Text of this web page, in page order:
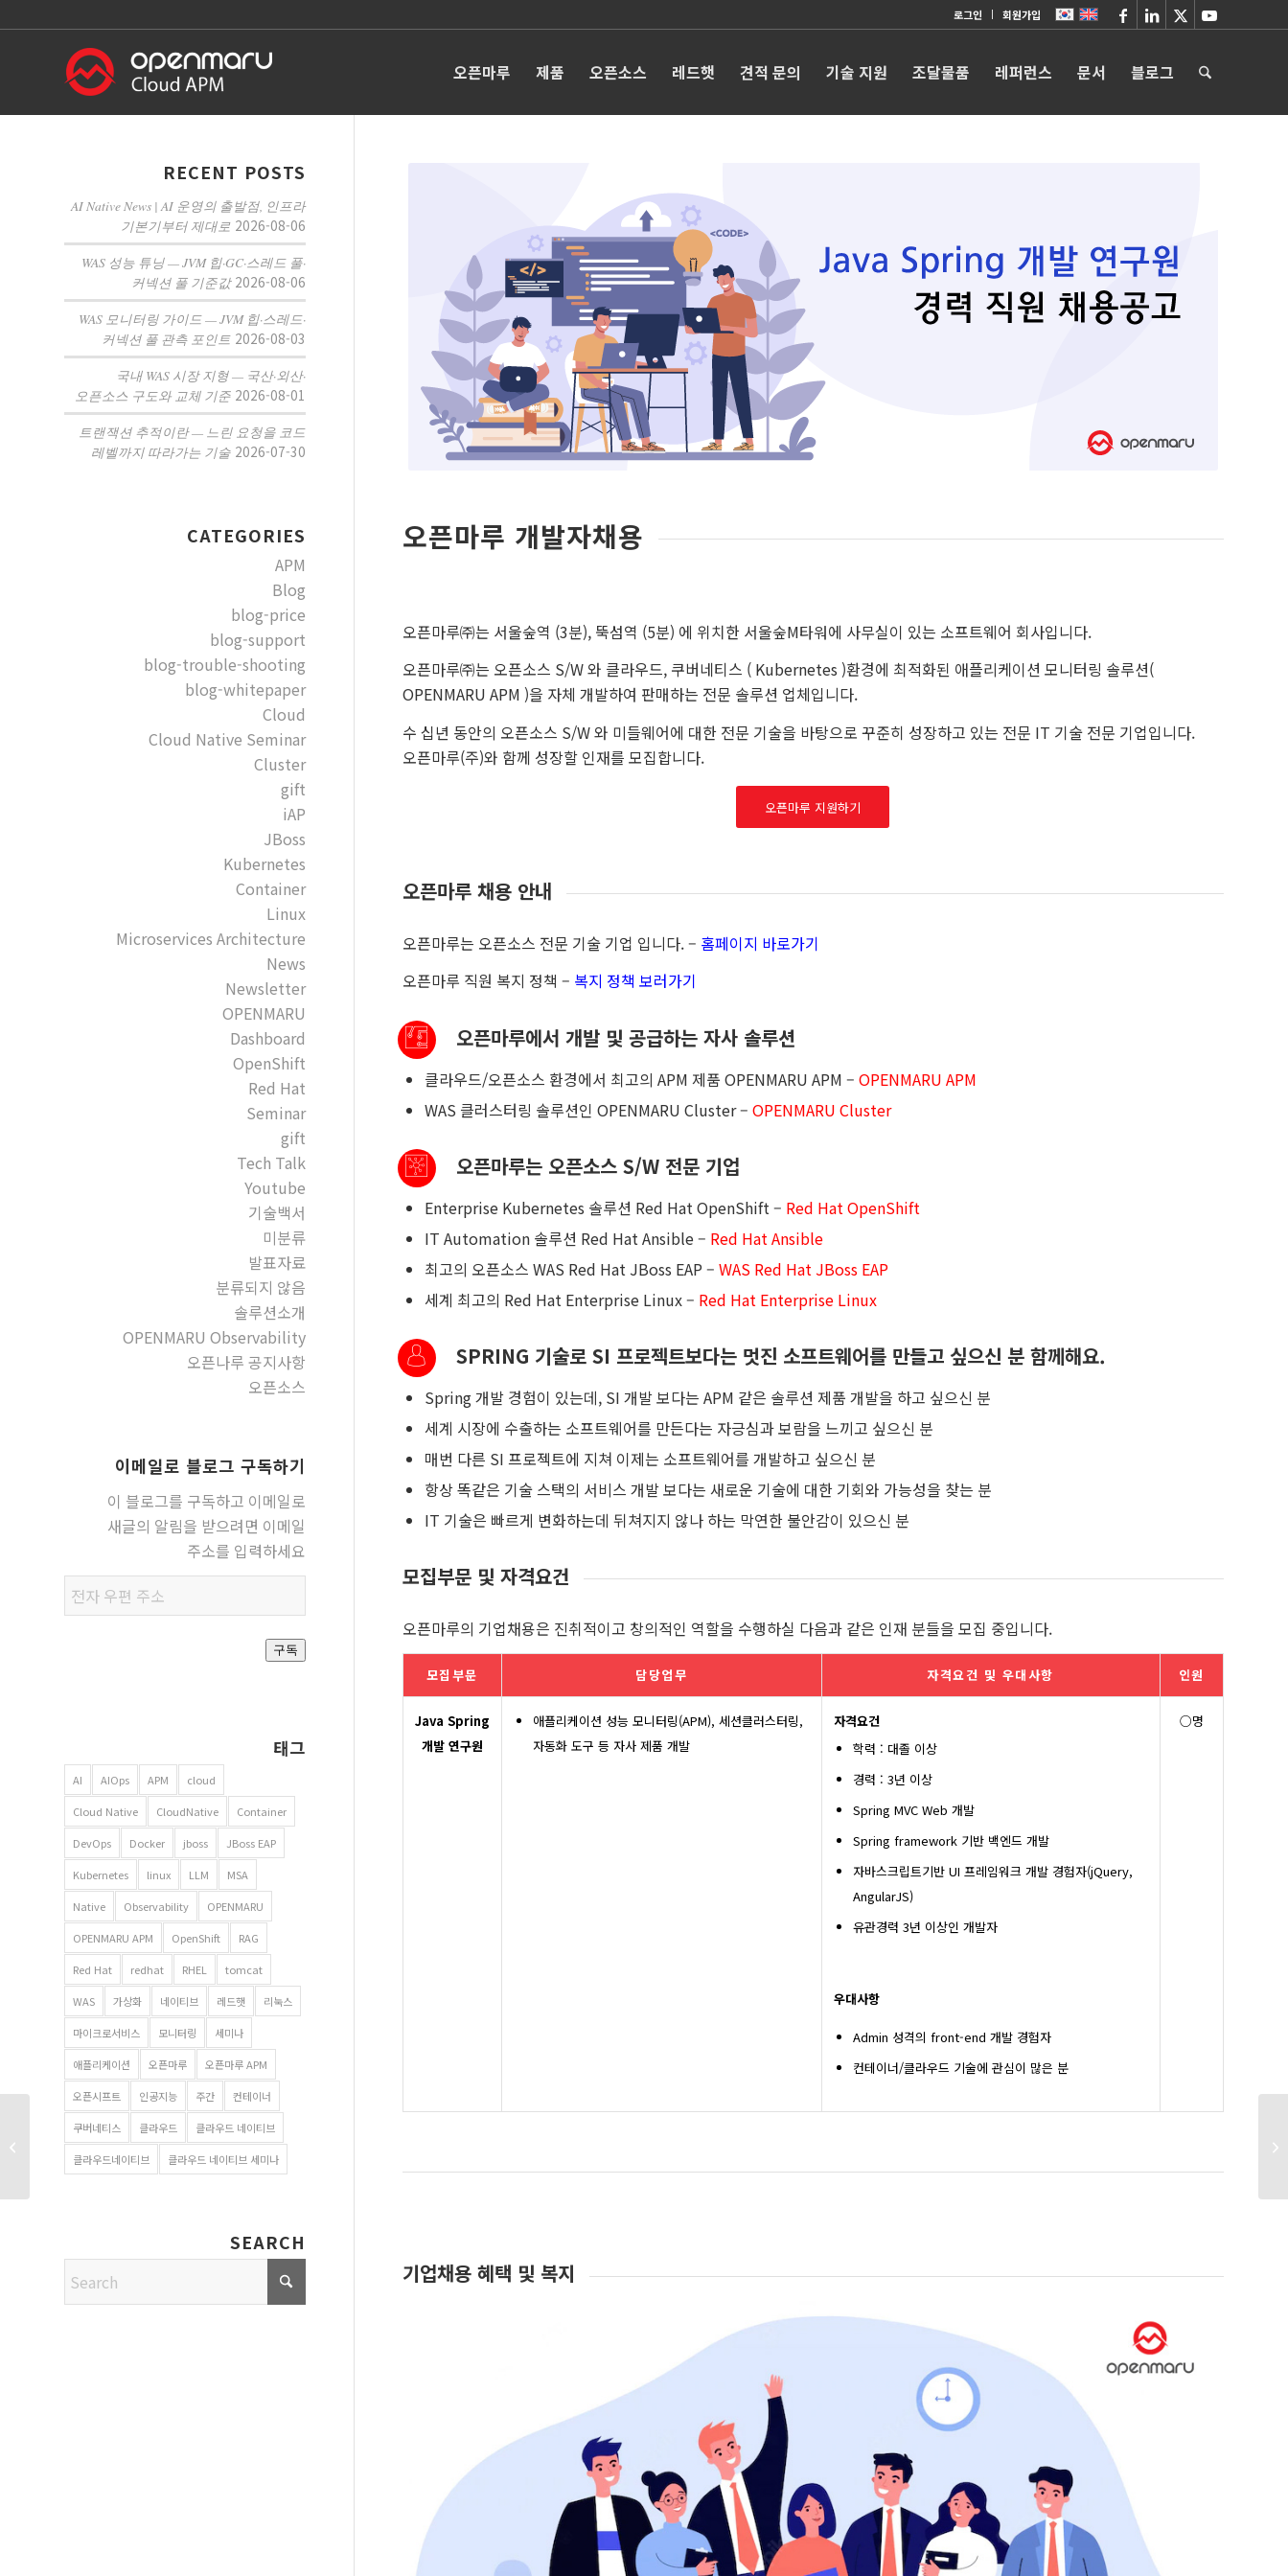
로그인 회원가입
오픈마루 제품 오픈소스 레드햇 견적 문의 기술 지원 조달물품 레퍼런스 문서 블로그
오픈마루 개발자채용
오픈마루㈜는 서울숲역 (3분), 뚝섬역 (5분) 에 위치한 서울숲M타워에 사무실이 있는 소프트웨어 회사입니다.
오픈마루㈜는 오픈소스 S/W 와 클라우드, 쿠버네티스 ( Kubernetes )환경에 최적화된 애플리케이션 모니터링 솔루션(
OPENMARU APM )을 자체 개발하여 판매하는 전문 솔루션 업체입니다.
수 십년 동안의 오픈소스 S/W 와 미들웨어에 대한 전문 기술을 바탕으로 꾸준히 성장하고 있는 전문 IT 기술 전문 기업입니다.
오픈마루(주)와 함께 성장할 인재를 모집합니다.
오픈마루 지원하기
오픈마루 채용 안내
오픈마루는 오픈소스 전문 기술 기업 입니다. – 홈페이지 바로가기
오픈마루 직원 복지 정책 – 복지 정책 보러가기
오픈마루에서 개발 및 공급하는 자사 솔루션
클라우드/오픈소스 환경에서 최고의 APM 제품 OPENMARU APM – OPENMARU APM
WAS 클러스터링 솔루션인 OPENMARU Cluster – OPENMARU Cluster
오픈마루는 오픈소스 S/W 전문 기업
Enterprise Kubernetes 솔루션 Red Hat OpenShift – Red Hat OpenShift
IT Automation 솔루션 Red Hat Ansible – Red Hat Ansible
최고의 오픈소스 WAS Red Hat JBoss EAP – WAS Red Hat JBoss EAP
세계 최고의 Red Hat Enterprise Linux – Red Hat Enterprise Linux
SPRING 기술로 SI 프로젝트보다는 멋진 소프트웨어를 만들고 싶으신 분 함께해요.
Spring 개발 경험이 있는데, SI 개발 보다는 APM 같은 솔루션 제품 개발을 하고 싶으신 분
세계 시장에 수출하는 소프트웨어를 만든다는 자긍심과 보람을 느끼고 싶으신 분
매번 다른 SI 프로젝트에 지쳐 이제는 소프트웨어를 개발하고 싶으신 분
항상 똑같은 기술 스택의 서비스 개발 보다는 새로운 기술에 대한 기회와 가능성을 찾는 분
IT 기술은 빠르게 변화하는데 뒤쳐지지 않나 하는 막연한 불안감이 있으신 분
모집부문 및 자격요건
오픈마루의 기업채용은 진취적이고 창의적인 역할을 수행하실 다음과 같은 인재 분들을 모집 중입니다.
모집부문 담당업무 자격요건 및 우대사항 인원
Java Spring
개발 연구원
애플리케이션 성능 모니터링(APM), 세션클러스터링,
자동화 도구 등 자사 제품 개발
자격요건
학력 : 대졸 이상
경력 : 3년 이상
Spring MVC Web 개발
Spring framework 기반 백엔드 개발
자바스크립트기반 UI 프레임워크 개발 경험자(jQuery,
AngularJS)
유관경력 3년 이상인 개발자
우대사항
Admin 성격의 front-end 개발 경험자
컨테이너/클라우드 기술에 관심이 많은 분
○명
기업채용 혜택 및 복지
RECENT POSTS
AI Native News | AI 운영의 출발점, 인프라
기본기부터 제대로 2026-08-06
WAS 성능 튜닝 — JVM 힙·GC·스레드 풀·
커넥션 풀 기준값 2026-08-06
WAS 모니터링 가이드 — JVM 힙·스레드·
커넥션 풀 관측 포인트 2026-08-03
국내 WAS 시장 지형 — 국산·외산·
오픈소스 구도와 교체 기준 2026-08-01
트랜잭션 추적이란 — 느린 요청을 코드
레벨까지 따라가는 기술 2026-07-30
CATEGORIES
APM
Blog
blog-price
blog-support
blog-trouble-shooting
blog-whitepaper
Cloud
Cloud Native Seminar
Cluster
gift
iAP
JBoss
Kubernetes
Container
Linux
Microservices Architecture
News
Newsletter
OPENMARU
Dashboard
OpenShift
Red Hat
Seminar
gift
Tech Talk
Youtube
기술백서
미분류
발표자료
분류되지 않음
솔루션소개
OPENMARU Observability
오픈나루 공지사항
오픈소스
이메일로 블로그 구독하기
이 블로그를 구독하고 이메일로
새글의 알림을 받으려면 이메일
주소를 입력하세요
우편
주소
구독
태그
AI AIOps APM cloud
Cloud Native CloudNative Container
DevOps Docker jboss JBoss EAP
Kubernetes linux LLM MSA
Native Observability OPENMARU
OPENMARU APM OpenShift RAG
Red Hat redhat RHEL tomcat
WAS 가상화 네이티브 레드햇 리눅스
마이크로서비스 모니터링 세미나
애플리케이션 오픈마루 오픈마루 APM
오픈시프트 인공지능 주간 컨테이너
쿠버네티스 클라우드 클라우드 네이티브
클라우드네이티브 클라우드 네이티브 세미나
SEARCH
개발자 채용 – 프론트엔
개발자 ( Javascript ) –
연구원...